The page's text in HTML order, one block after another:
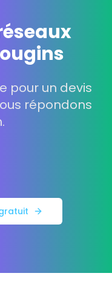
pour un devis
répondons